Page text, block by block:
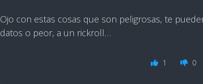
Ojo con estas cosas que son peligrosas, te
datos o peor, a un rickroll…
1 0